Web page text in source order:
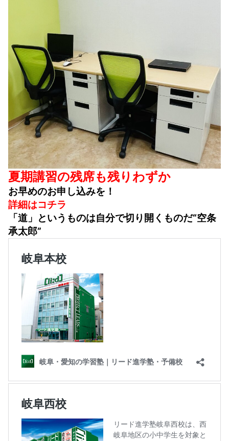
夏期講習の残席も残りわずか
お早めのお申し込みを！
詳細はコチラ
「道」というものは自分で切り開くものだ“空条
承太郎”